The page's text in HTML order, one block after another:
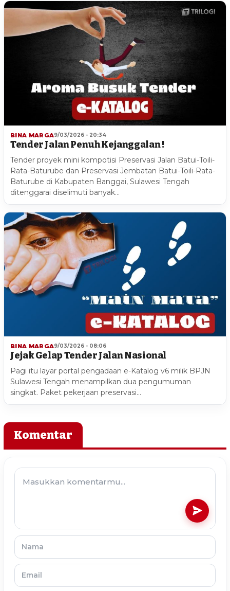
BINA MARGA9/03/2026 - 20:34
Tender Jalan Penuh Kejanggalan !
Tender proyek mini kompotisi Preservasi Jalan Batui-Toili-
Rata-Baturube dan Preservasi Jembatan Batui-Toili-Rata-
Baturube di Kabupaten Banggai, Sulawesi Tengah
ditenggarai diselimuti banyak…
BINA MARGA9/03/2026 - 08:06
Jejak Gelap Tender Jalan Nasional
Pagi itu layar portal pengadaan e-Katalog v6 milik BPJN
Sulawesi Tengah menampilkan dua pengumuman
singkat. Paket pekerjaan preservasi…
Komentar